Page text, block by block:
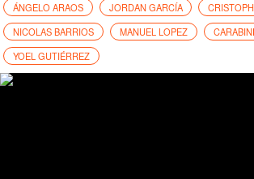
ÁNGELO ARAOS
JORDAN GARCÍA
NICOLAS BARRIOS
MANUEL LOPEZ
YOEL GUTIÉRREZ